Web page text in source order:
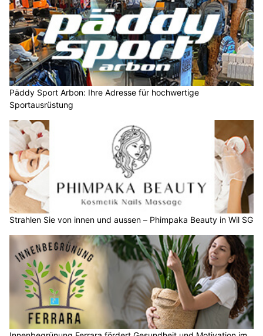
Päddy Sport Arbon: Ihre Adresse für hochwertige
Sportausrüstung
Strahlen Sie von innen und aussen – Phimpaka Beauty in Wil SG